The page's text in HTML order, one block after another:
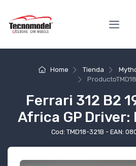
Home Tienda
Producto
Ferrari 312 B2
Africa GP
Cod: TMD18-321B - EAN: